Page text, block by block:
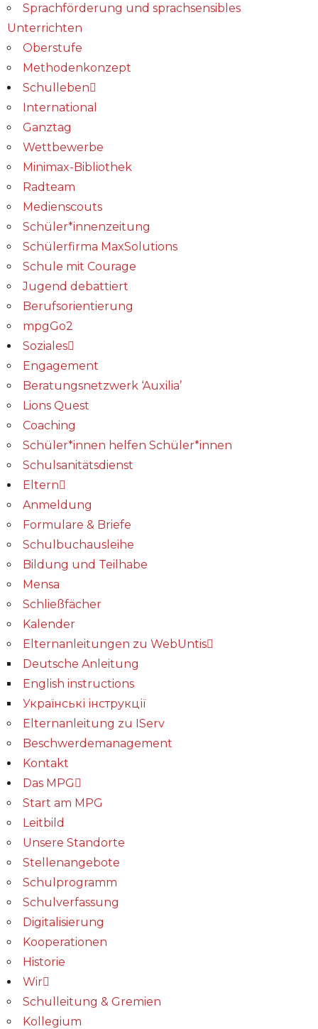
Sprachförderung und sprachsensibles
Unterrichten
Oberstufe
Methodenkonzept
Schulleben
International
Ganztag
Wettbewerbe
Minimax-Bibliothek​
Radteam
Medienscouts
Schüler*innenzeitung
Schülerfirma MaxSolutions
Schule mit Courage
Jugend debattiert
Berufsorientierung
mpgGo2
Soziales
Engagement
Beratungsnetzwerk ‘Auxilia’
Lions Quest
Coaching
Schüler*innen helfen Schüler*innen
Schulsanitätsdienst
Eltern
Anmeldung
Formulare & Briefe
Schulbuchausleihe
Bildung und Teilhabe
Mensa
Schließfächer
Kalender
Elternanleitungen zu WebUntis
Deutsche Anleitung
English instructions
Українські інструкції
Elternanleitung zu IServ
Beschwerdemanagement
Kontakt
Das MPG
Start am MPG
Leitbild
Unsere Standorte
Stellenangebote
Schulprogramm
Schulverfassung
Digitalisierung
Kooperationen
Historie
Wir
Schulleitung & Gremien
Kollegium